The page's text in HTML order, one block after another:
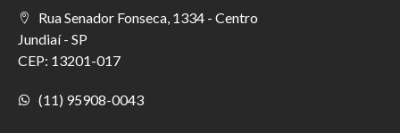
Rua Senador Fonseca, 1334 - Centro
Jundiaí - SP
CEP: 13201-017
(11) 95908-0043